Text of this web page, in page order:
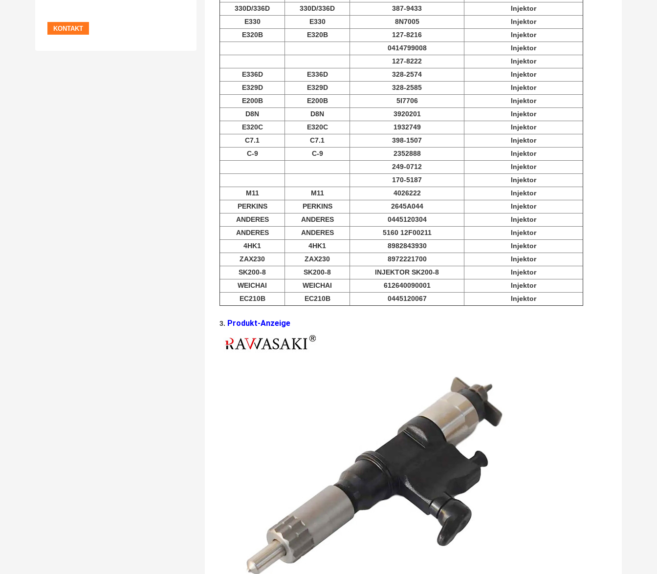
330D/336D
330D/336D 387-9433
Injektor
E330
E330 8N7005
Injektor
E320B
E320B 127-8216
Injektor
0414799008
Injektor
127-8222
Injektor
E336D
E336D 328-2574
Injektor
E329D
E329D 328-2585
Injektor
E200B
E200B 5I7706
Injektor
D8N
D8N 3920201
Injektor
E320C
E320C 1932749
Injektor
C7.1
C7.1 398-1507
Injektor
C-9
C-9 2352888
Injektor
249-0712
Injektor
170-5187
Injektor
M11
M11 4026222
Injektor
PERKINS
PERKINS 2645A044
Injektor
ANDERES
ANDERES 0445120304
Injektor
ANDERES
ANDERES 5160 12F00211
Injektor
4HK1
4HK1 8982843930
Injektor
ZAX230
ZAX230 8972221700
Injektor
SK200-8
SK200-8 INJEKTOR SK200-8
Injektor
WEICHAI
WEICHAI 612640090001
Injektor
EC210B
EC210B 0445120067 Injektor
3. Produkt-Anzeige